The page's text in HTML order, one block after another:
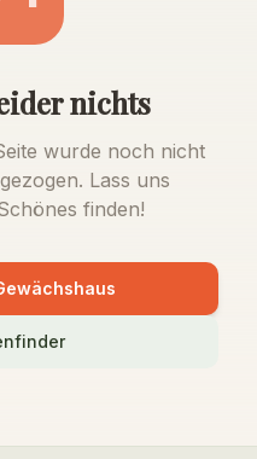
nichts
wurde noch nicht
Lass uns
finden!